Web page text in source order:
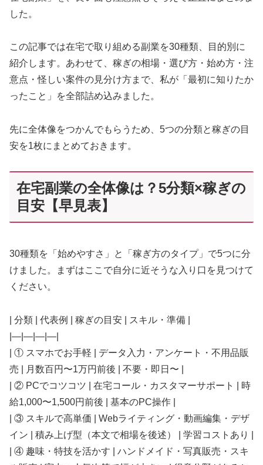
した。
この記事では在宅で取り組める副業を30種類、目的別に
紹介します。あわせて、稼ぎの相場・選び方・始め方・注
意点・怪しい案件の見分け方まで、私が「最初に知りたか
ったこと」を全部詰め込みました。
先に全体像をつかんでもらうため、5つの分類と稼ぎの目
安を1枚にまとめておきます。
在宅副業の全体像は？5分類×稼ぎの
目安【早見表】
30種類を「始めやすさ」と「稼ぎ方のタイプ」で5つに分
けました。まずはここで自分に近そうな入り口を見つけて
ください。
| 分類 | 代表例 | 稼ぎの目安 | スキル・準備 |
|—|—|—|—|
| ① スマホでお手軽 | データ入力・アンケート・不用品販
売 | 月数百円〜1万円前後 | 不要・即日〜 |
| ② PCでコツコツ | 在宅コール・カスタマーサポート | 時
給1,000〜1,500円前後 | 基本のPC操作 |
| ③ スキルで高単価 | Webライティング・動画編集・デザ
イン | 積み上げ型（本文で相場を後述） | 学習コストあり |
| ④ 趣味・特技を活かす | ハンドメイド・写真販売・スキ